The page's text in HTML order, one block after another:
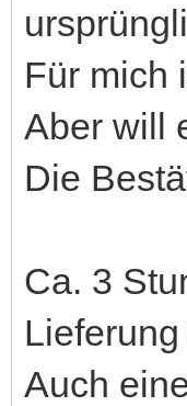
Für mich
Aber will
Die
Ca. 3
Auch